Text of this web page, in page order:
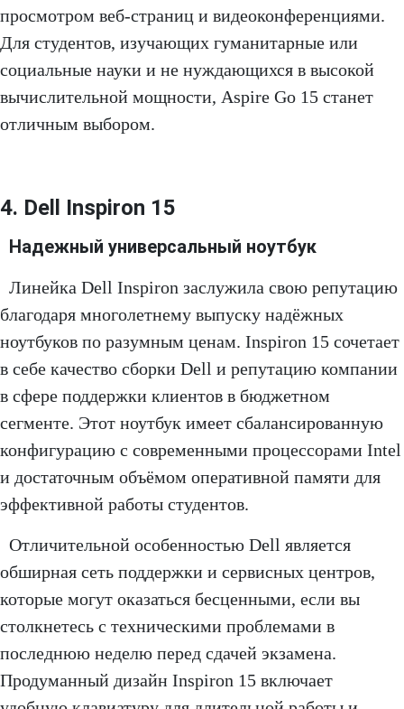
просмотром веб-страниц и видеоконференциями.
Для студентов, изучающих гуманитарные или
социальные науки и не нуждающихся в высокой
вычислительной мощности, Aspire Go 15 станет
отличным выбором.
4. Dell Inspiron 15
Надежный универсальный ноутбук
Линейка Dell Inspiron заслужила свою репутацию
благодаря многолетнему выпуску надёжных
ноутбуков по разумным ценам. Inspiron 15 сочетает
в себе качество сборки Dell и репутацию компании
в сфере поддержки клиентов в бюджетном
сегменте. Этот ноутбук имеет сбалансированную
конфигурацию с современными процессорами Intel
и достаточным объёмом оперативной памяти для
эффективной работы студентов.
Отличительной особенностью Dell является
обширная сеть поддержки и сервисных центров,
которые могут оказаться бесценными, если вы
столкнетесь с техническими проблемами в
последнюю неделю перед сдачей экзамена.
Продуманный дизайн Inspiron 15 включает